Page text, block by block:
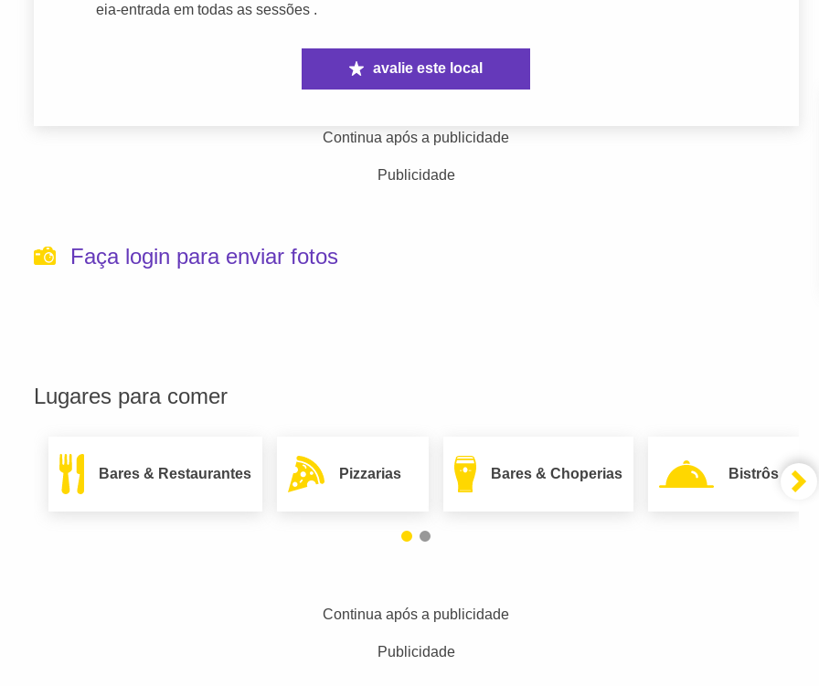
eia-entrada em todas as sessões .
avalie este local
Continua após a publicidade
Publicidade
Faça login para enviar fotos
Lugares para comer
Bares & Restaurantes Pizzarias Bares & Choperias Bistrôs
Continua após a publicidade
Publicidade